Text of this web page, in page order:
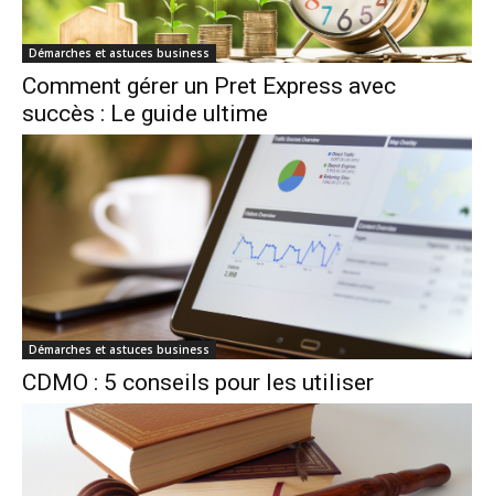
Démarches et astuces business
Comment gérer un Pret Express avec
succès : Le guide ultime
Démarches et astuces business
CDMO : 5 conseils pour les utiliser